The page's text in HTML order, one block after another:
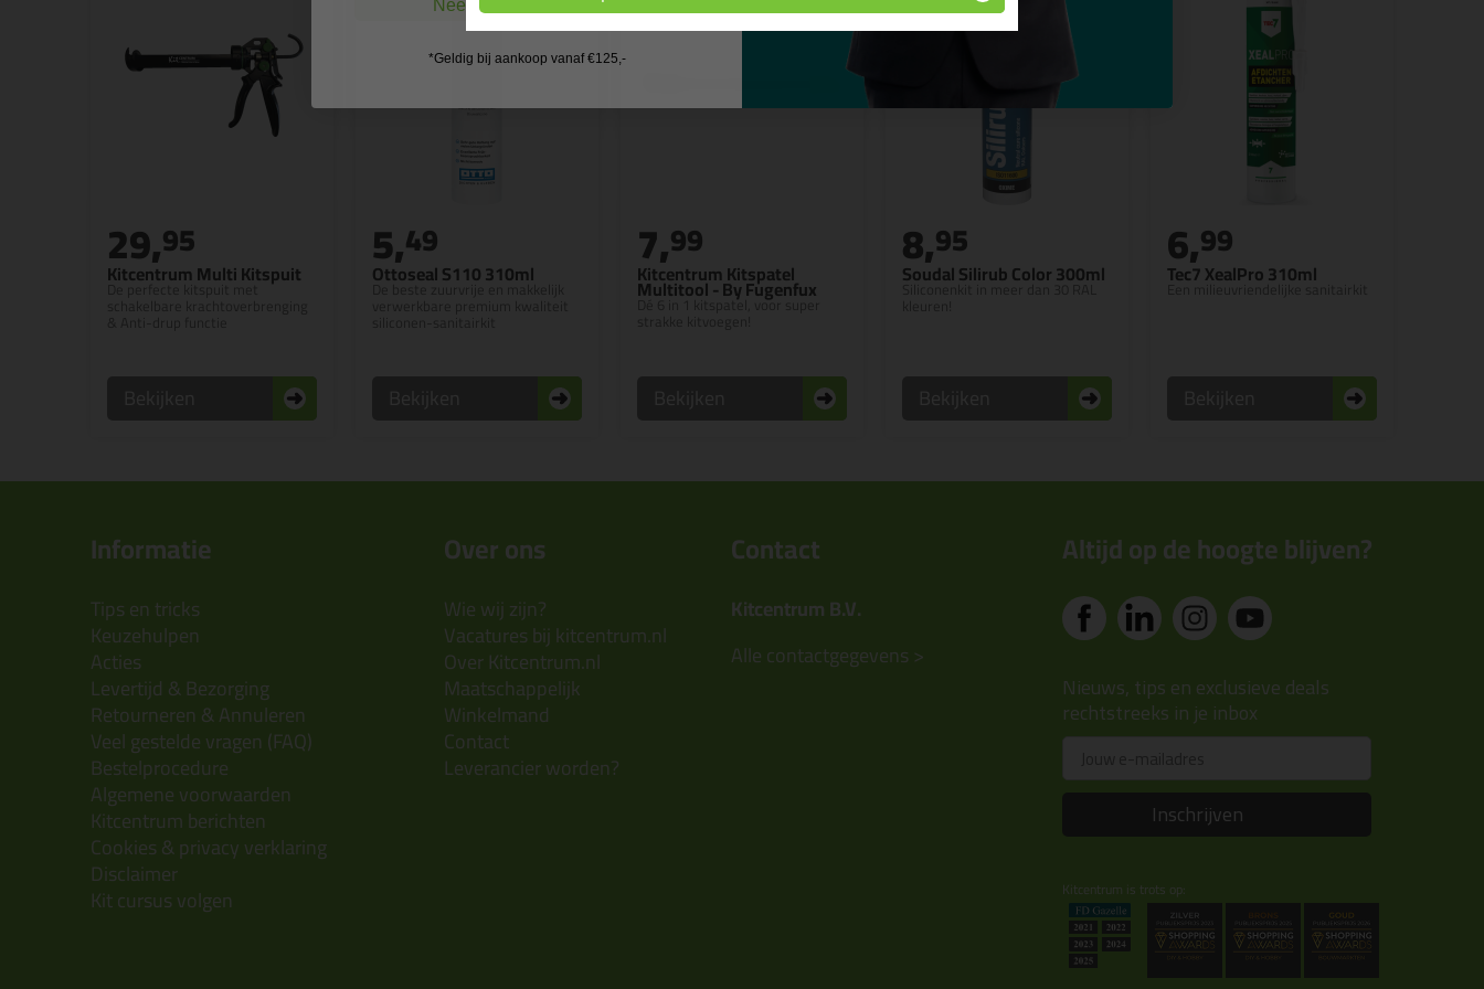
Kitcentrum Multi Kitspuit
De perfecte kitspuit met
29,95
Ottoseal S110 310ml
De beste zuurvrije en makkelijk
5,49
Kitcentrum Kitspatel
Multitool - By Fugenfux
Dé 6 in 1 kitspatel, voor super
7,99
Soudal Silirub Color 300ml
Siliconenkit in meer dan 30 RAL
8,95
Tec7 XealPro 310ml
Een milieuvriendelijke sanitairkit
6,99
Informatie
Tips en tricks
Keuzehulpen
Acties
Levertijd & Bezorging
Retourneren & Annuleren
Veel gestelde vragen (FAQ)
Bestelprocedure
Algemene voorwaarden
Kitcentrum berichten
Cookies & privacy verklaring
Disclaimer
Kit cursus volgen
Over ons
Wie wij zijn?
Vacatures bij kitcentrum.nl
Over Kitcentrum.nl
Maatschappelijk
Winkelmand
Contact
Leverancier worden?
Contact
Kitcentrum B.V.
Alle contactgegevens >
Altijd op de hoogte blijven?
Nieuws, tips en exclusieve deals
rechtstreeks in je inbox
Inschrijven
Kitcentrum is trots op:
Nee, ik wil geen cadeau
*Geldig bij aankoop vanaf €125,-